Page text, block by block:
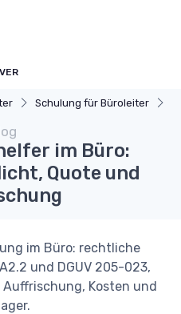
Schulung für Büroleiter
im Büro:
Quote und
im Büro: rechtliche
und DGUV 205-023,
Kosten und